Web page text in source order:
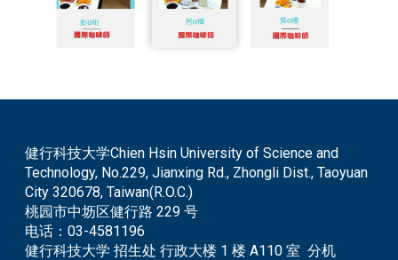
健行科技大学Chien Hsin University of Science and
Technology, No.229, Jianxing Rd., Zhongli Dist., Taoyuan
City 320678, Taiwan(R.O.C.)
桃园市中坜区健行路 229 号
电话：03-4581196
健行科技大学 招生处 行政大楼 1 楼 A110 室 分机